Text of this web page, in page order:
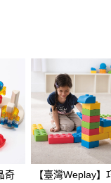
奇
【臺灣Weplay】